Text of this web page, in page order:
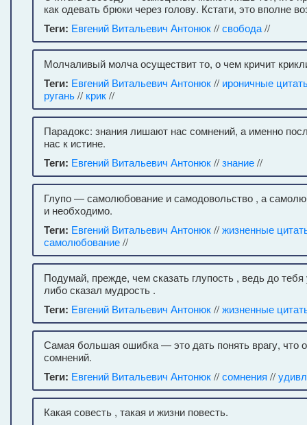
как одевать брюки через голову. Кстати, это вполне
Теги: Евгений Витальевич Антонюк//свобода//
Молчаливый молча осуществит то, о чем кричит
Теги: Евгений Витальевич Антонюк// ироничные
ругань// крик//
Парадокс: знания лишают нас сомнений, а именно
нас к истине.
Теги: Евгений Витальевич Антонюк//знание//
Глупо — самолюбование и самодовольство , а
и необходимо.
Теги: Евгений Витальевич Антонюк//жизненные
самолюбование//
Подумай, прежде, чем сказать глупость , ведь до тебя
либо сказал мудрость .
Теги: Евгений Витальевич Антонюк//жизненные
Самая большая ошибка — это дать понять врагу, что
сомнений.
Теги: Евгений Витальевич Антонюк//сомнения //
Какая совесть , такая и жизни повесть.